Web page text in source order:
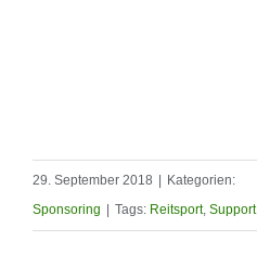
29. September 2018
Kategorien:
Sponsoring
Tags: Reitsport, Support